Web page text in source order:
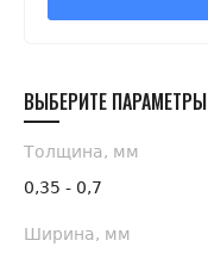
ВЫБЕРИТЕ ПАРАМЕТРЫ
Толщина, мм
0,35 - 0,7
Ширина, мм